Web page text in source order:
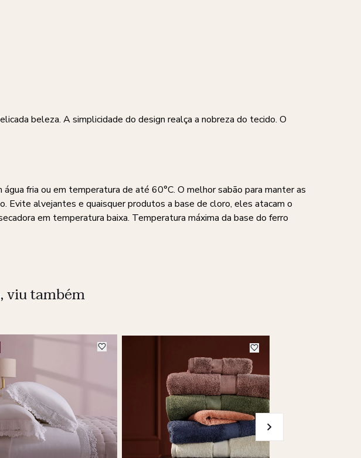
beleza. A simplicidade do design realça a nobreza do tecido. O
fria ou em temperatura de até 60°C. O melhor sabão para manter as
Evite alvejantes e quaisquer produtos a base de cloro, eles atacam o
em temperatura baixa. Temperatura máxima da base do ferro
viu também